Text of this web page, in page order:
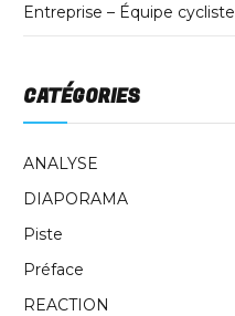
Entreprise – Équipe cycliste
CATÉGORIES
ANALYSE
DIAPORAMA
Piste
Préface
REACTION